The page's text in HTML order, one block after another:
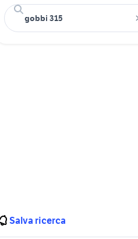
Salva ricerca